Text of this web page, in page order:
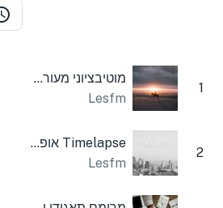
1
מוטיבציוני מעורר השראה מרומם תאגיד
Lesfm
2
Timelapse אופטימי
Lesfm